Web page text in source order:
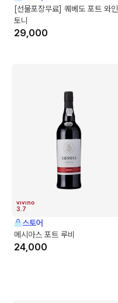
[선물포장무료] 퀘베도 포트 와인
토니
29,000
3.7
스토어
메시아스 포트 루비
24,000